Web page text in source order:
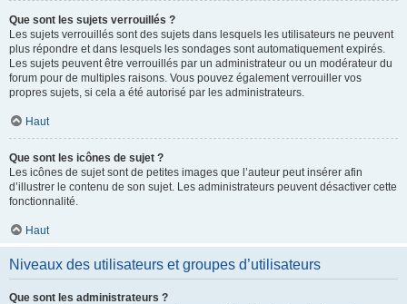
Que sont les sujets verrouillés ?
Les sujets verrouillés sont des sujets dans lesquels les utilisateurs ne peuvent
plus répondre et dans lesquels les sondages sont automatiquement expirés.
Les sujets peuvent être verrouillés par un administrateur ou un modérateur du
forum pour de multiples raisons. Vous pouvez également verrouiller vos
propres sujets, si cela a été autorisé par les administrateurs.
Haut
Que sont les icônes de sujet ?
Les icônes de sujet sont de petites images que l’auteur peut insérer afin
d’illustrer le contenu de son sujet. Les administrateurs peuvent désactiver cette
fonctionnalité.
Haut
Niveaux des utilisateurs et groupes d’utilisateurs
Que sont les administrateurs ?